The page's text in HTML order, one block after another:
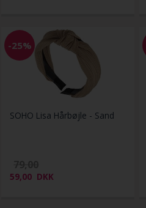
-25%
SOHO Lisa Hårbøjle - Sand
59,00 DKK